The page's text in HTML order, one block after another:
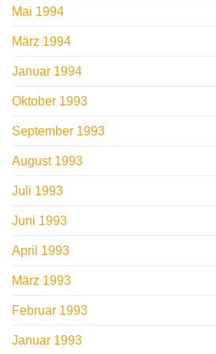
Mai 1994
März 1994
Januar 1994
Oktober 1993
September 1993
August 1993
Juli 1993
Juni 1993
April 1993
März 1993
Februar 1993
Januar 1993